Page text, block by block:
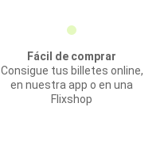
Fácil de comprar
Consigue tus billetes online,
en nuestra app o en una
Flixshop